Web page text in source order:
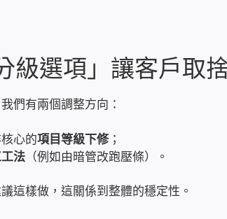
級選項」讓客戶取
們有兩個調整方向：
心的項目等級下修；
法（例如由暗管改跑壓條）。
這樣做，這關係到整體的穩定性。